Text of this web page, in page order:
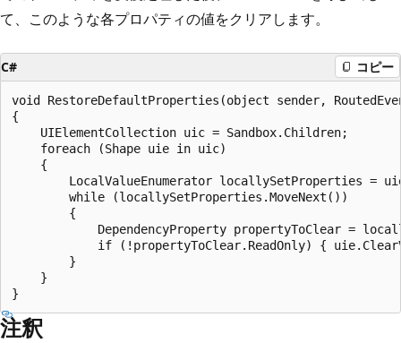
て、このような各プロパティの値をクリアします。
C# コピー
void RestoreDefaultProperties(object sender,
{
    UIElementCollection uic = Sandbox.Children;
    foreach (Shape uie in uic)
    {
LocalValueEnumerator locallySetProperties =
        while (locallySetProperties.MoveNext())
        {
DependencyProperty propertyToClear =
if (!propertyToClear.ReadOnly) {
        }
    }
注釈